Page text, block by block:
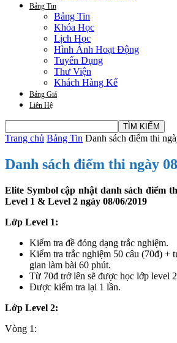
Bảng Tin
Bảng Tin
Khóa Học
Lịch Học
Hình Ảnh Hoạt Động
Tuyển Dụng
Thư Viện
Khách Hàng Kể
Bảng Giá
Liên Hệ
Trang chủ Bảng Tin Danh sách điểm thi
Danh sách điểm thi ngày
Elite Symbol cập nhật danh sách điểm
Level 1 & Level 2 ngày 08/06/2019
Lớp Level 1:
Kiểm tra đề đóng dạng trắc nghiệm.
Kiểm tra trắc nghiệm 50 câu (70đ) +
gian làm bài 60 phút.
Từ 70đ trở lên sẽ được học lớp level
Được kiểm tra lại 1 lần.
Lớp Level 2:
Vòng 1: